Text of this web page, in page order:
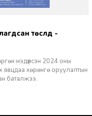
мэдүүлсэн 2024 оны
явцдаа хөрөнгө оруулалтын
баталжээ.